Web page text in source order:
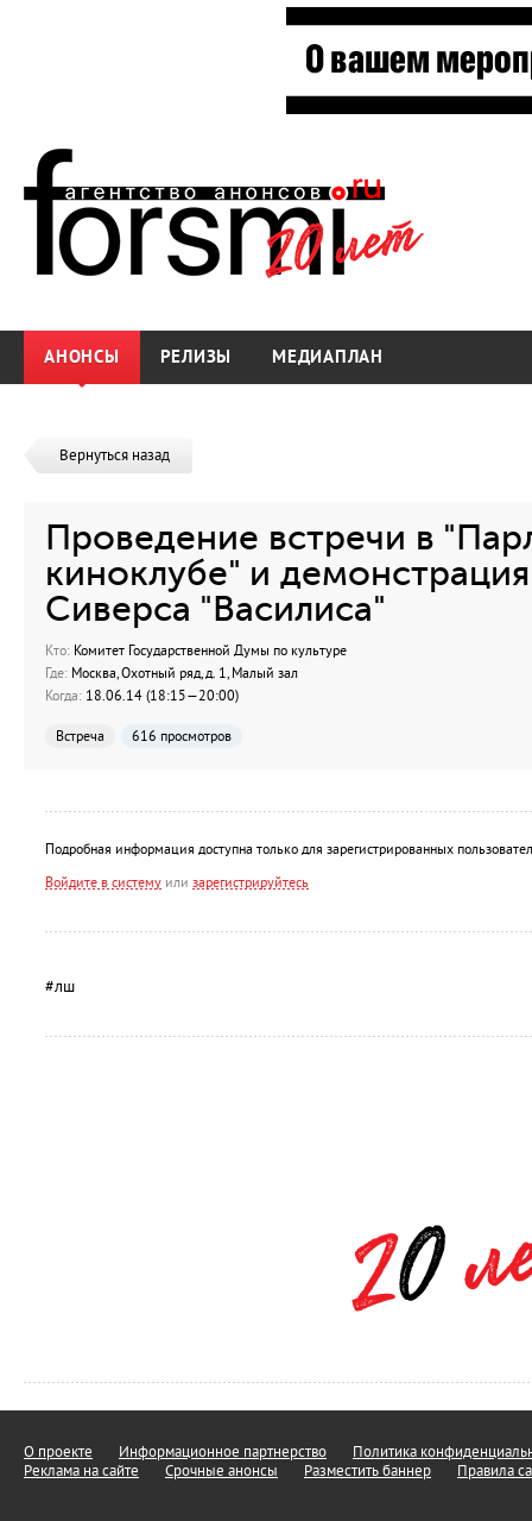
АНОНСЫ РЕЛИЗЫ МЕДИАПЛАН
Вернуться назад
Проведение встречи в
киноклубе" и
Сиверса "Василиса"
Кто: Комитет Государственной Думы по культуре
Где: Москва, Охотный ряд, д. 1, Малый зал
Когда: 18.06.14 (18:15—20:00)
Встреча 616 просмотров
Подробная информация доступна только для зарегистрированных
Войдите в систему или зарегистрируйтесь
#лш
О проекте Информационное партнерство
Политика
Реклама на сайте
Срочные анонсы Разместить баннер Правила